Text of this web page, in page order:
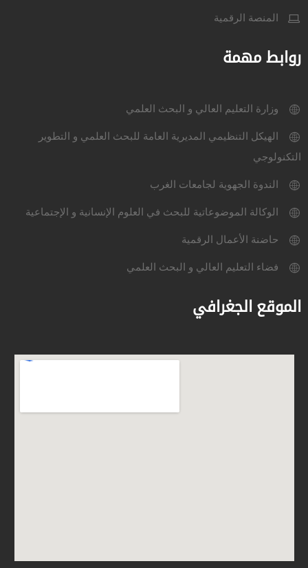
المنصة الرقمية
روابط مهمة
وزارة التعليم العالي و البحث العلمي
الهيكل التنظيمي المديرية العامة للبحث العلمي و التطوير
التكنولوجي
الندوة الجهوية لجامعات الغرب
الوكالة الموضوعاتية للبحث في العلوم الإنسانية و الإجتماعية
حاضنة الأعمال الرقمية
فضاء التعليم العالي و البحث العلمي
الموقع الجغرافي